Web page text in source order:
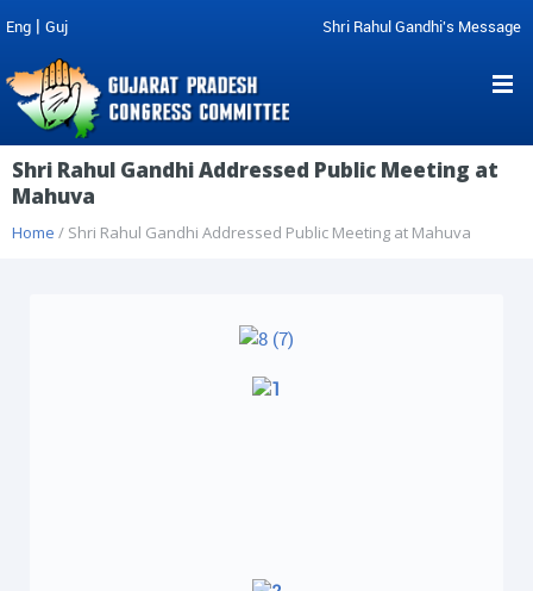
Eng | Guj Shri Rahul Gandhi's Message
Shri Rahul Gandhi Addressed Public Meeting at
Mahuva
Home / Shri Rahul Gandhi Addressed Public Meeting at Mahuva